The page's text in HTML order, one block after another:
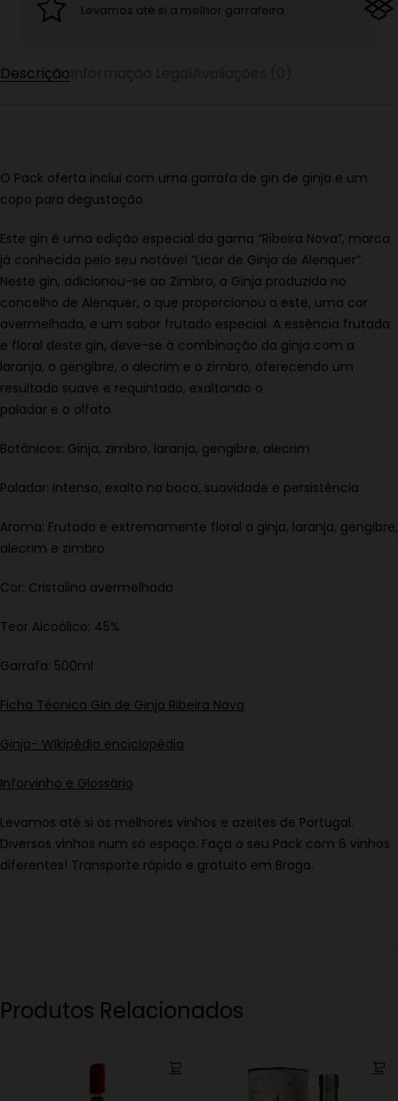
Levamos até si a melhor garrafeira
Descrição
O Pack oferta inclui com uma garrafa de gin de ginja e um
copo para degustação.
Este gin é uma edição especial da gama “Ribeira Nova”, marca
já conhecida pelo seu notável “Licor de Ginja de Alenquer”.
Neste gin, adicionou-se ao Zimbro, a Ginja produzida no
concelho de Alenquer, o que proporcionou a este, uma cor
avermelhada, e um sabor frutado especial. A essência frutada
e floral deste gin, deve-se à combinação da ginja com a
laranja, o gengibre, o alecrim e o zimbro, oferecendo um
resultado suave e requintado, exaltando o
paladar e o olfato.
Botânicos: Ginja, zimbro, laranja, gengibre, alecrim
Paladar: Intenso, exalta na boca, suavidade e persistência
Aroma: Frutado e extremamente floral a ginja, laranja, gengibre,
alecrim e zimbro
Cor: Cristalina avermelhada
Teor Alcoólico: 45%
Garrafa: 500ml
Ficha Técnica Gin de Ginja Ribeira Nova
Ginja- Wikipédia enciclopédia
Inforvinho e Glossário
Levamos até si os melhores vinhos e azeites de Portugal.
Diversos vinhos num só espaço. Faça o seu Pack com 6 vinhos
diferentes! Transporte rápido e gratuito em Braga.
Produtos Relacionados